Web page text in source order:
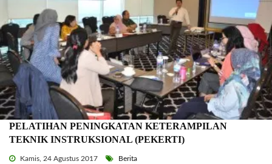
PELATIHAN PENINGKATAN KETERAMPILAN
TEKNIK INSTRUKSIONAL (PEKERTI)
Kamis, 24 Agustus 2017 Berita